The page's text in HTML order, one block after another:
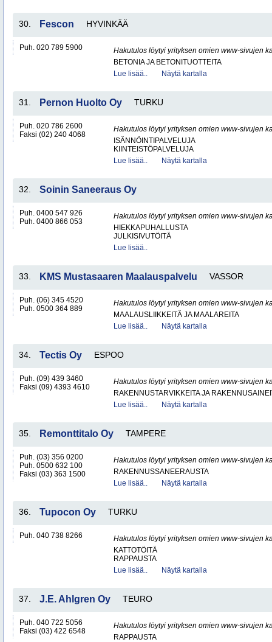
30. Fescon HYVINKÄÄ
Puh. 020 789 5900
Hakutulos löytyi yrityksen omien www-sivujen
BETONIA JA BETONITUOTTEITA
Lue lisää..
Näytä kartalla
31. Pernon Huolto Oy TURKU
Puh. 020 786 2600
Faksi (02) 240 4068
Hakutulos löytyi yrityksen omien www-sivujen
ISÄNNÖINTIPALVELUJA
KIINTEISTÖPALVELUJA
Lue lisää..
Näytä kartalla
32. Soinin Saneeraus Oy
Puh. 0400 547 926
Puh. 0400 866 053
Hakutulos löytyi yrityksen omien www-sivujen
HIEKKAPUHALLUSTA
JULKISIVUTÖITÄ
Lue lisää..
33. KMS Mustasaaren Maalauspalvelu VASSOR
Puh. (06) 345 4520
Puh. 0500 364 889
Hakutulos löytyi yrityksen omien www-sivujen
MAALAUSLIIKKEITÄ JA MAALAREITA
Lue lisää..
Näytä kartalla
34. Tectis Oy ESPOO
Puh. (09) 439 3460
Faksi (09) 4393 4610
Hakutulos löytyi yrityksen omien www-sivujen
RAKENNUSTARVIKKEITA JA
Lue lisää..
Näytä kartalla
35. Remonttitalo Oy TAMPERE
Puh. (03) 356 0200
Puh. 0500 632 100
Faksi (03) 363 1500
Hakutulos löytyi yrityksen omien www-sivujen
RAKENNUSSANEERAUSTA
Lue lisää..
Näytä kartalla
36. Tupocon Oy TURKU
Puh. 040 738 8266
Hakutulos löytyi yrityksen omien www-sivujen
KATTOTÖITÄ
RAPPAUSTA
Lue lisää..
Näytä kartalla
37. J.E. Ahlgren Oy TEURO
Puh. 040 722 5056
Faksi (03) 422 6548
Hakutulos löytyi yrityksen omien www-sivujen
RAPPAUSTA